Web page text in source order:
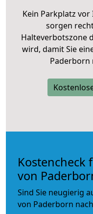
Kein Parkplatz
sorgen
Halteverbotszone
wird, damit Sie
Paderborn
Kostencheck
von
Sind Sie neugierig
von Paderborn